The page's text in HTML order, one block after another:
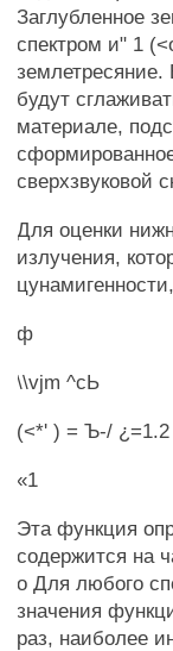
Заглубленное
спектром и" 1
будут
материале,
сверхзвуковой
Для оценки
излучения,
ф
\\vjm ^сЬ
(<*' ) = Ъ-/ ¿=1.2
«1
Эта функция
содержится на
о Для любого
значения
раз, наиболее